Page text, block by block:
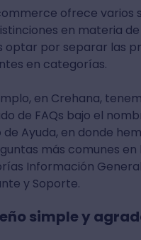
ofrece varios
en materia
optar por separar las
en categorías.
en Crehana,
de FAQs bajo el
Ayuda, en donde
más comunes en
Información
y Soporte.
simple y